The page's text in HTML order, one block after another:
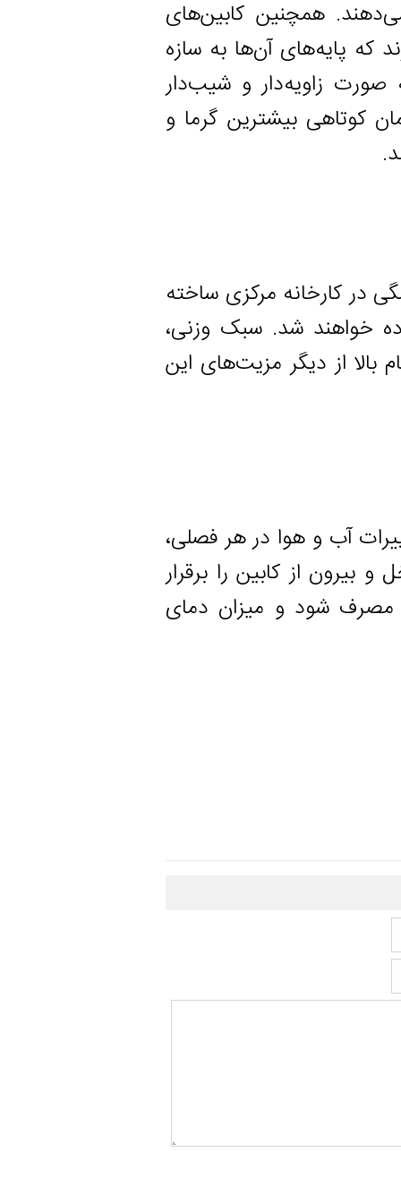
همچنین کابین‌های
که پایه‌های آن‌ها به سازه
و شیب‌دار
بیشترین گرما و
مرکزی ساخته
شد. سبک وزنی،
دیگر مزیت‌های این
و هوا در هر فصلی،
از کابین را برقرار
شود و میزان دمای